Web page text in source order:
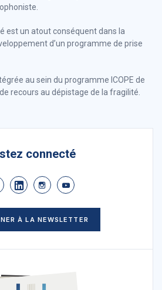
est un atout conséquent dans la
d’un programme de prise
au sein du programme ICOPE de
recours au dépistage de la fragilité.
connecté
À LA NEWSLETTER